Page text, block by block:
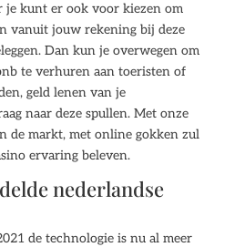
je kunt er ook voor kiezen om
vanuit jouw rekening bij deze
Dan kun je overwegen om
te verhuren aan toeristen of
geld lenen van je
naar deze spullen. Met onze
de markt, met online gokken zul
ervaring beleven.
nederlandse
de technologie is nu al meer